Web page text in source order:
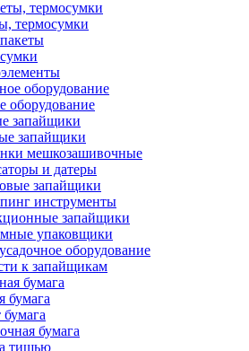
термосумки
оборудование
запайщики
запайщики
мешкозашивочные
и датеры
запайщики
инструменты
запайщики
упаковщики
оборудование
к запайщикам
бумага
бумага
тишью